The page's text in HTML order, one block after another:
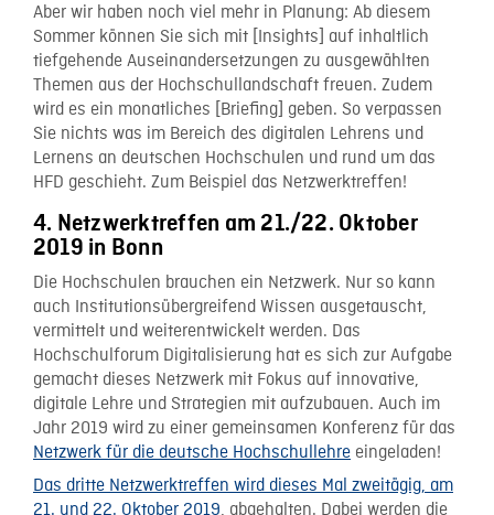
Aber wir haben noch viel mehr in Planung: Ab diesem
Sommer können Sie sich mit [Insights] auf inhaltlich
tiefgehende Auseinandersetzungen zu ausgewählten
Themen aus der Hochschullandschaft freuen. Zudem
wird es ein monatliches [Briefing] geben. So verpassen
Sie nichts was im Bereich des digitalen Lehrens und
Lernens an deutschen Hochschulen und rund um das
HFD geschieht. Zum Beispiel das Netzwerktreffen!
4. Netzwerktreffen am 21./22. Oktober
2019 in Bonn
Die Hochschulen brauchen ein Netzwerk. Nur so kann
auch Institutionsübergreifend Wissen ausgetauscht,
vermittelt und weiterentwickelt werden. Das
Hochschulforum Digitalisierung hat es sich zur Aufgabe
gemacht dieses Netzwerk mit Fokus auf innovative,
digitale Lehre und Strategien mit aufzubauen. Auch im
Jahr 2019 wird zu einer gemeinsamen Konferenz für das
Netzwerk für die deutsche Hochschullehre eingeladen!
Das dritte Netzwerktreffen wird dieses Mal zweitägig, am
21. und 22. Oktober 2019, abgehalten. Dabei werden die